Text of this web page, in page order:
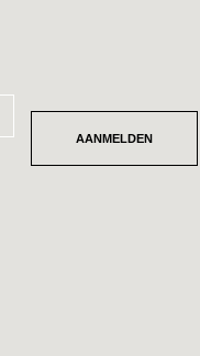
AANMELDEN